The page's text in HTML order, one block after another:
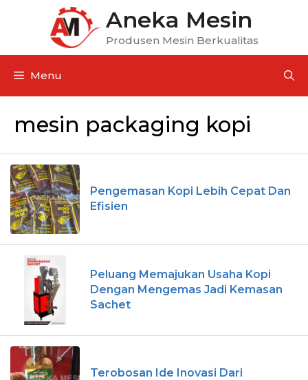
Aneka Mesin
Produsen Mesin Berkualitas
Menu
mesin packaging kopi
Pengemasan Kopi Lebih Cepat Dan
Efisien
Peluang Memajukan Usaha Kopi
Dengan Mengemas Jadi Kemasan
Sachet
Terobosan Ide Inovasi Dari